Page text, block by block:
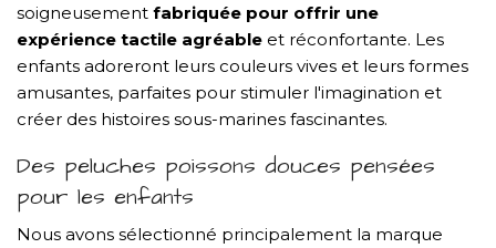
soigneusement fabriquée pour offrir une
expérience tactile agréable et réconfortante. Les
enfants adoreront leurs couleurs vives et leurs formes
amusantes, parfaites pour stimuler l'imagination et
créer des histoires sous-marines fascinantes.
Des peluches poissons douces pensées
pour les enfants
Nous avons sélectionné principalement la marque